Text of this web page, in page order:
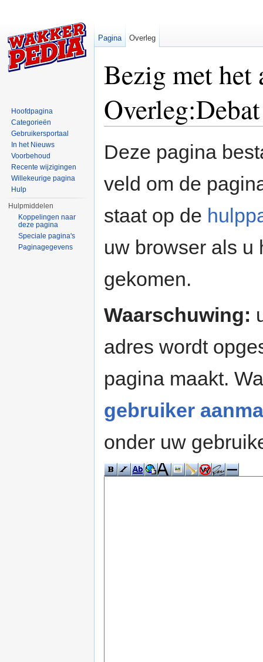
Bezig met het
Overleg:Debat
Deze pagina
veld om de
staat op de
uw browser als u
gekomen.
Waarschuwing:
adres wordt
pagina maakt.
gebruiker
onder uw
Pagina Overleg
Hoofdpagina
Categorieën
Gebruikersportaal
In het Nieuws
Voorbehoud
Recente wijzigingen
Willekeurige pagina
Hulp
Hulpmiddelen
Koppelingen naar
deze pagina
Speciale pagina's
Paginagegevens